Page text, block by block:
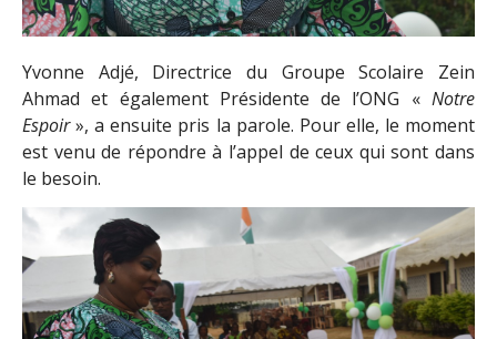
Yvonne Adjé, Directrice du Groupe Scolaire Zein
Ahmad et également Présidente de l’ONG « Notre
Espoir», a ensuite pris la parole. Pour elle, le moment
est venu de répondre à l’appel de ceux qui sont dans
le besoin.